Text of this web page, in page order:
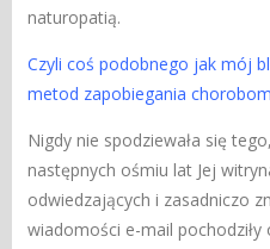
naturopatią.
Czyli coś podobnego jak mój
metod zapobiegania
Nigdy nie spodziewała się
następnych ośmiu lat Jej
odwiedzających i zasadniczo
wiadomości e-mail